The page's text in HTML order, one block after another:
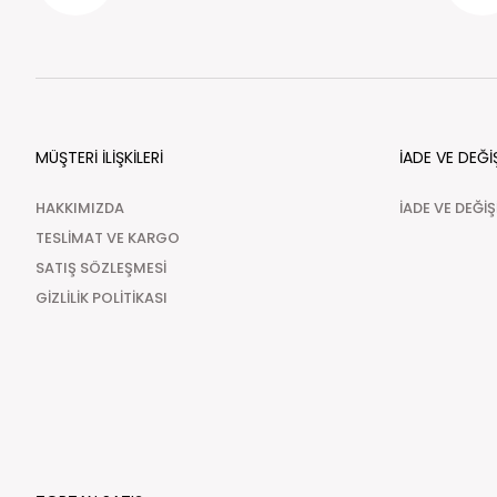
MÜŞTERİ İLİŞKİLERİ
HAKKIMIZDA
TESLİMAT VE KARGO
SATIŞ SÖZLEŞMESİ
GİZLİLİK POLİTİKASI
İADE VE
İADE VE